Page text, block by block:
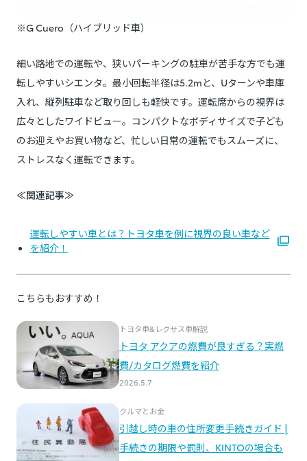
※G Cuero（ハイブリッド車）
細い路地での運転や、狭いパーキングの駐車が苦手な方でも運
転しやすいシエンタ。最小回転半径は5.2mと、Uターンや車庫
入れ、縦列駐車など取り回しも軽快です。運転席からの視界は
広々としたワイドビュー。コンパクトなボディサイズで子ども
のお迎えやお買い物など、忙しい日常の運転でもスムーズに、
ストレスなく運転できます。
≪関連記事≫
運転しやすい車とは？トヨタ車を例に視界の良い車など
を紹介！